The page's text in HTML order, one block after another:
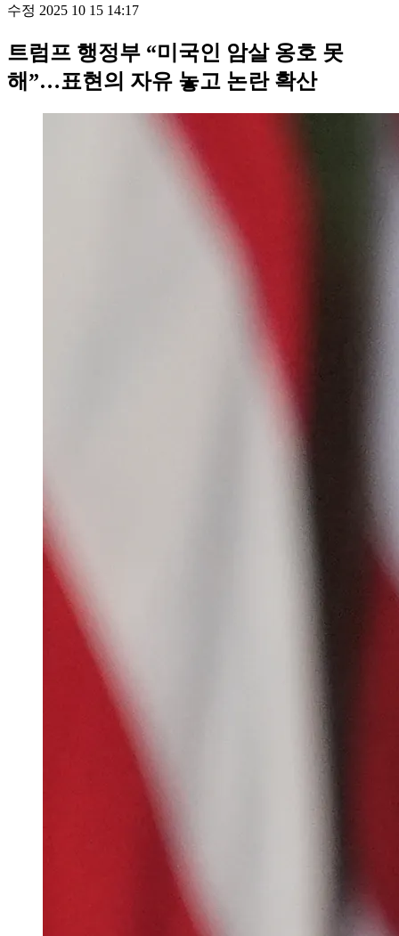
수정 2025 10 15 14:17
트럼프 행정부 “미국인 암살 옹호 못
해”…표현의 자유 놓고 논란 확산